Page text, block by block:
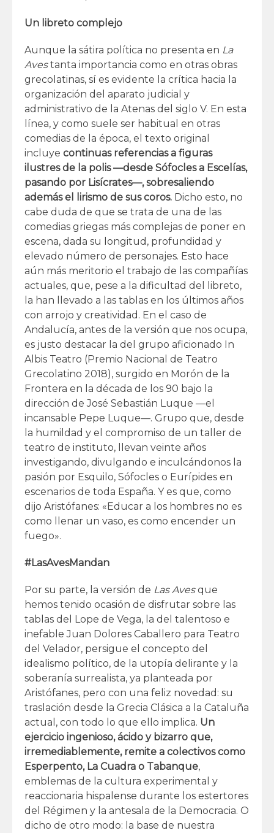
Un libreto complejo
Aunque la sátira política no presenta en La
Avestanta importancia como en otras obras
grecolatinas, sí es evidente la crítica hacia la
organización del aparato judicial y
administrativo de la Atenas del siglo V. En esta
línea, y como suele ser habitual en otras
comedias de la época, el texto original
incluye continuas referencias a figuras
ilustres de la polis —desde Sófocles a Escelías,
pasando por Lisícrates—, sobresaliendo
además el lirismo de sus coros. Dicho esto, no
cabe duda de que se trata de una de las
comedias griegas más complejas de poner en
escena, dada su longitud, profundidad y
elevado número de personajes. Esto hace
aún más meritorio el trabajo de las compañías
actuales, que, pese a la dificultad del libreto,
la han llevado a las tablas en los últimos años
con arrojo y creatividad. En el caso de
Andalucía, antes de la versión que nos ocupa,
es justo destacar la del grupo aficionado In
Albis Teatro (Premio Nacional de Teatro
Grecolatino 2018), surgido en Morón de la
Frontera en la década de los 90 bajo la
dirección de José Sebastián Luque —el
incansable Pepe Luque—. Grupo que, desde
la humildad y el compromiso de un taller de
teatro de instituto, llevan veinte años
investigando, divulgando e inculcándonos la
pasión por Esquilo, Sófocles o Eurípides en
escenarios de toda España. Y es que, como
dijo Aristófanes: «Educar a los hombres no es
como llenar un vaso, es como encender un
fuego».
#LasAvesMandan
Por su parte, la versión de Las Avesque
hemos tenido ocasión de disfrutar sobre las
tablas del Lope de Vega, la del talentoso e
inefable Juan Dolores Caballero para Teatro
del Velador, persigue el concepto del
idealismo político, de la utopía delirante y la
soberanía surrealista, ya planteada por
Aristófanes, pero con una feliz novedad: su
traslación desde la Grecia Clásica a la Cataluña
actual, con todo lo que ello implica. Un
ejercicio ingenioso, ácido y bizarro que,
irremediablemente, remite a colectivos como
Esperpento, La Cuadra o Tabanque,
emblemas de la cultura experimental y
reaccionaria hispalense durante los estertores
del Régimen y la antesala de la Democracia. O
dicho de otro modo: la base de nuestra